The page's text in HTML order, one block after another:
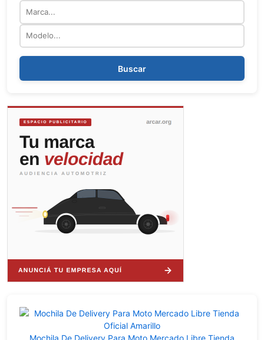
Marca
Modelo
Buscar
Mochila De Delivery Para Moto Mercado Libre Tienda